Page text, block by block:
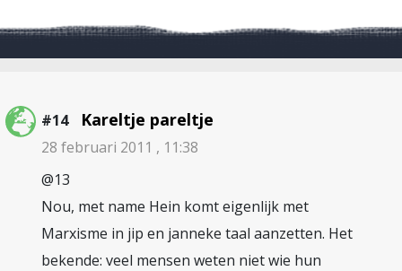
#14 Kareltje pareltje
28 februari 2011 , 11:38
@13
Nou, met name Hein komt eigenlijk met
Marxisme in jip en janneke taal aanzetten. Het
bekende: veel mensen weten niet wie hun